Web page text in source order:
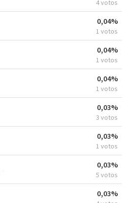
4 votos
0,04%
1 votos
0,04%
1 votos
0,04%
1 votos
0,03%
3 votos
0,03%
1 votos
0,03%
5 votos
0,03%